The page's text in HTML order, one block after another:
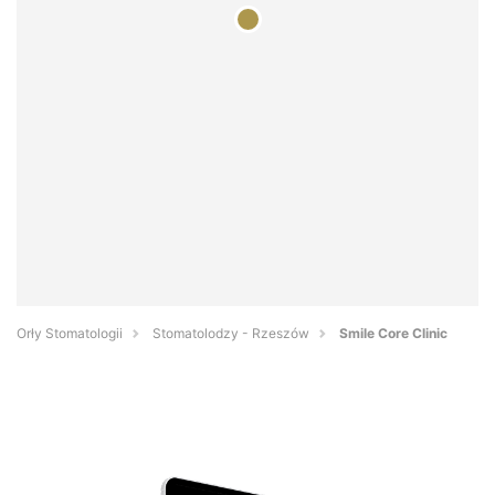
Orły Stomatologii Stomatolodzy - Rzeszów Smile Core Clinic